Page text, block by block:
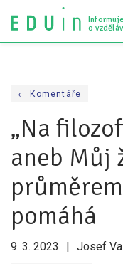
o
Všechny články
Všechny články
Analýzy
Audit
Všechny analýzy
← Komentáře
„Na
aneb Můj
pomáhá
9. 3. 2023 Josef